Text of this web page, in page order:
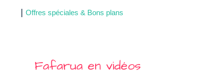
| Offres spéciales & Bons plans
Fafarua en vidéos